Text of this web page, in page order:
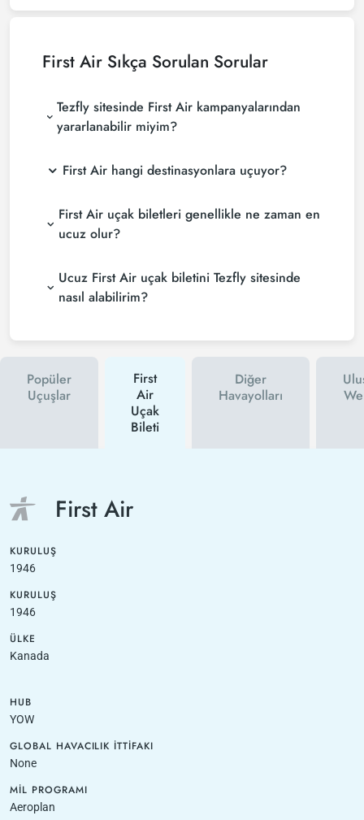
First Air Sıkça Sorulan Sorular
Tezfly sitesinde First Air kampanyalarından
yararlanabilir miyim?
First Air hangi destinasyonlara uçuyor?
First Air uçak biletleri genellikle ne zaman en
ucuz olur?
Ucuz First Air uçak biletini Tezfly sitesinde
nasıl alabilirim?
Popüler
Uçuşlar
First
Air
Uçak
Bileti
Diğer
Havayolları
First Air
KURULUŞ
1946
KURULUŞ
1946
ÜLKE
Kanada
HUB
YOW
GLOBAL HAVACILIK İTTIFAKI
None
MIL PROGRAMI
Aeroplan